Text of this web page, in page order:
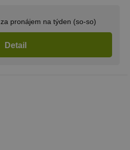
za pronájem na týden (so-so)
Detail